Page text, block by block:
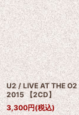
並び順:
U2 / LIVE AT THE O2
2015 【2CD】
3,300円(税込)